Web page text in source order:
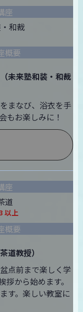
和裁
来塾和装・和裁
まなび、浴衣を手
もお楽しみに！
道
以上
教授）
点前まで楽しく学
拶から始めます。
す。楽しい教室に